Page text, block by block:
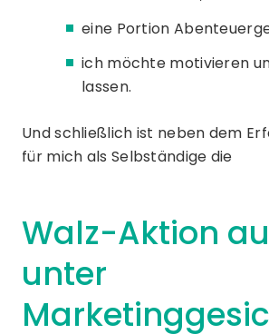
eine Portion
ich möchte motivieren
lassen.
Und schließlich ist neben dem
für mich als Selbständige die
Walz-Aktion
unter